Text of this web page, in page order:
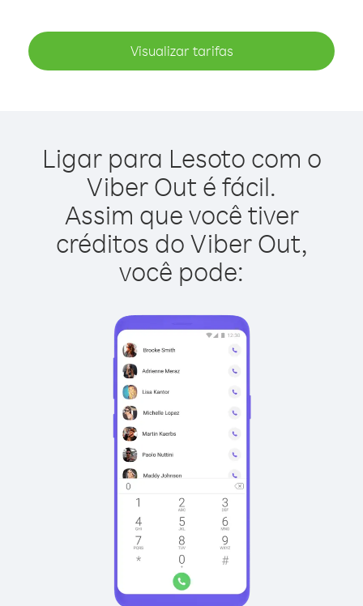
Visualizar tarifas
Ligar para Lesoto com o
Viber Out é fácil.
Assim que você tiver
créditos do Viber Out,
você pode: